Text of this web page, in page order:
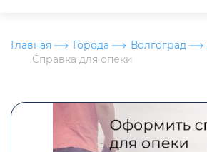
Главная Города Волгоград
Справка для опеки